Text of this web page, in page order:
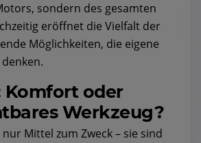
sondern des gesamten
eröffnet die Vielfalt der
Möglichkeiten, die eigene
Komfort oder
Werkzeug?
Mittel zum Zweck – sie sind